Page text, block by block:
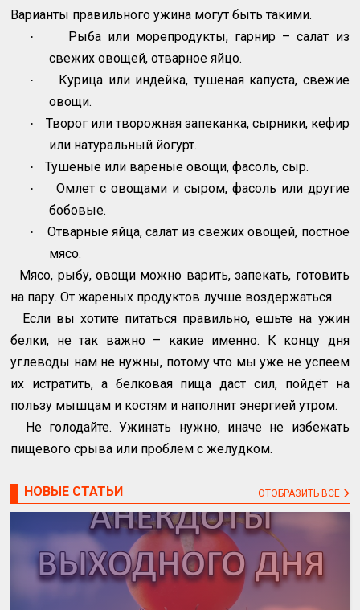
Варианты правильного ужина могут быть такими.
·
Рыба или морепродукты, гарнир – салат из
свежих овощей, отварное яйцо.
·
Курица или индейка, тушеная капуста, свежие
овощи.
·
Творог или творожная запеканка, сырники, кефир
или натуральный йогурт.
· Тушеные или вареные овощи, фасоль, сыр.
·
Омлет с овощами и сыром, фасоль или другие
бобовые.
·
Отварные яйца, салат из свежих овощей, постное
мясо.
Мясо, рыбу, овощи можно варить, запекать, готовить
на пару. От жареных продуктов лучше воздержаться.
Если вы хотите питаться правильно, ешьте на ужин
белки, не так важно – какие именно. К концу дня
углеводы нам не нужны, потому что мы уже не успеем
их истратить, а белковая пища даст сил, пойдёт на
пользу мышцам и костям и наполнит энергией утром.
Не голодайте. Ужинать нужно, иначе не избежать
пищевого срыва или проблем с желудком.
НОВЫЕ СТАТЬИ ОТОБРАЗИТЬ ВСЕ